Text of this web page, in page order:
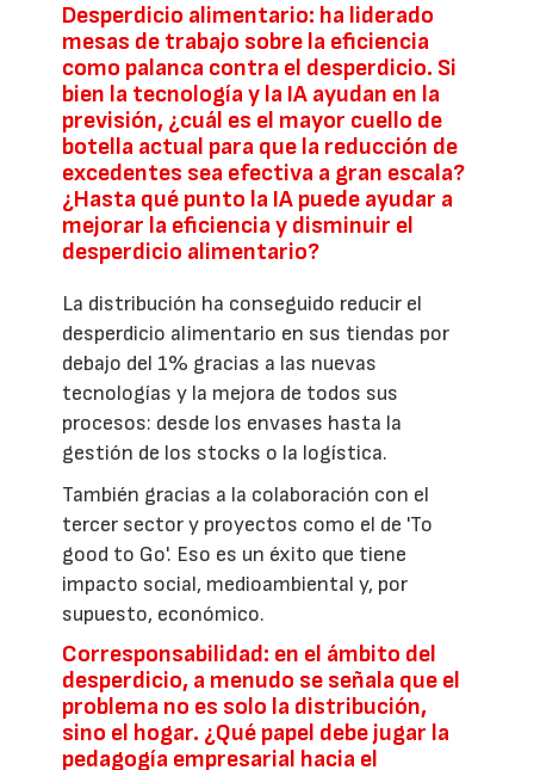
Desperdicio alimentario: ha liderado
mesas de trabajo sobre la eficiencia
como palanca contra el desperdicio. Si
bien la tecnología y la IA ayudan en la
previsión, ¿cuál es el mayor cuello de
botella actual para que la reducción de
excedentes sea efectiva a gran escala?
¿Hasta qué punto la IA puede ayudar a
mejorar la eficiencia y disminuir el
desperdicio alimentario?
La distribución ha conseguido reducir el
desperdicio alimentario en sus tiendas por
debajo del 1% gracias a las nuevas
tecnologías y la mejora de todos sus
procesos: desde los envases hasta la
gestión de los stocks o la logística.
También gracias a la colaboración con el
tercer sector y proyectos como el de 'To
good to Go'. Eso es un éxito que tiene
impacto social, medioambiental y, por
supuesto, económico.
Corresponsabilidad: en el ámbito del
desperdicio, a menudo se señala que el
problema no es solo la distribución,
sino el hogar. ¿Qué papel debe jugar la
pedagogía empresarial hacia el